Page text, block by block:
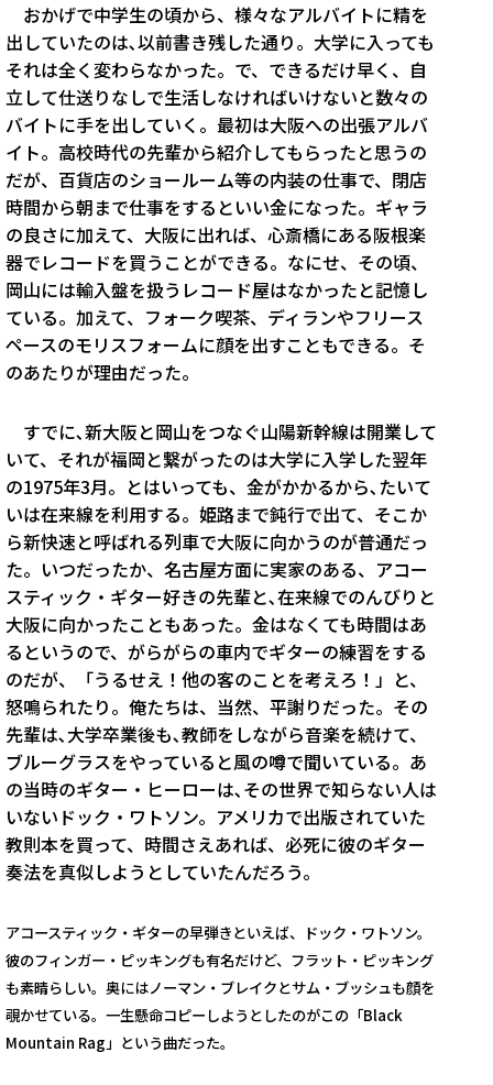
おかげで中学生の頃から、様々なアルバイトに精を
出していたのは､以前書き残した通り。大学に入っても
それは全く変わらなかった。で、できるだけ早く、自
立して仕送りなしで生活しなければいけないと数々の
バイトに手を出していく。最初は大阪への出張アルバ
イト。高校時代の先輩から紹介してもらったと思うの
だが、百貨店のショールーム等の内装の仕事で、閉店
時間から朝まで仕事をするといい金になった。ギャラ
の良さに加えて、大阪に出れば、心斎橋にある阪根楽
器でレコードを買うことができる。なにせ、その頃、
岡山には輸入盤を扱うレコード屋はなかったと記憶し
ている。加えて、フォーク喫茶、ディランやフリース
ペースのモリスフォームに顔を出すこともできる。そ
のあたりが理由だった。
すでに､新大阪と岡山をつなぐ山陽新幹線は開業して
いて、それが福岡と繋がったのは大学に入学した翌年
の1975年3月。とはいっても、金がかかるから､たいて
いは在来線を利用する。姫路まで鈍行で出て、そこか
ら新快速と呼ばれる列車で大阪に向かうのが普通だっ
た。いつだったか、名古屋方面に実家のある、アコー
スティック・ギター好きの先輩と､在来線でのんびりと
大阪に向かったこともあった。金はなくても時間はあ
るというので、がらがらの車内でギターの練習をする
のだが、「うるせえ！他の客のことを考えろ！」と、
怒鳴られたり。俺たちは、当然、平謝りだった。その
先輩は､大学卒業後も､教師をしながら音楽を続けて、
ブルーグラスをやっていると風の噂で聞いている。あ
の当時のギター・ヒーローは､その世界で知らない人は
いないドック・ワトソン。アメリカで出版されていた
教則本を買って、時間さえあれば、必死に彼のギター
奏法を真似しようとしていたんだろう。
アコースティック・ギターの早弾きといえば、ドック・ワトソン。
彼のフィンガー・ピッキングも有名だけど、フラット・ピッキング
も素晴らしい。奥にはノーマン・ブレイクとサム・ブッシュも顔を
覗かせている。一生懸命コピーしようとしたのがこの「Black
Mountain Rag」という曲だった。